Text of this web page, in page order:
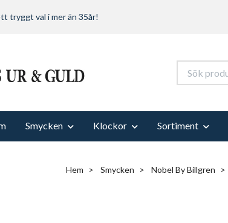
tryggt val i mer än 35år!
Smycken Klockor Sortiment
Hem Smycken Nobel By Billgren